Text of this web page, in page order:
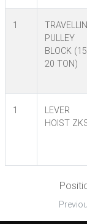
1
PULLEY
BLOCK
20 TON)
1
LEVER
HOIST